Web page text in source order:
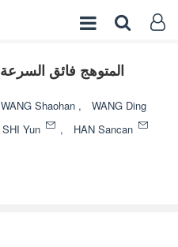
المتوهج فائق السرعة
WANG Shaohan ,
WANG Ding
SHI Yun ,
HAN Sancan